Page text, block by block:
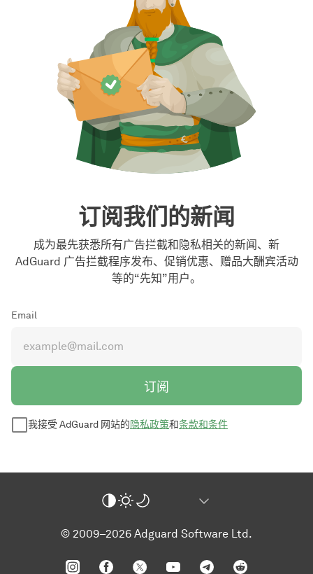
订阅我们的新闻
成为最先获悉所有广告拦截和隐私相关的新闻、新
AdGuard 广告拦截程序发布、促销优惠、赠品大酬宾活动
等的“先知”用户。
Email
订阅
我接受 AdGuard 网站的隐私政策和条款和条件
© 2009–2026 Adguard Software Ltd.